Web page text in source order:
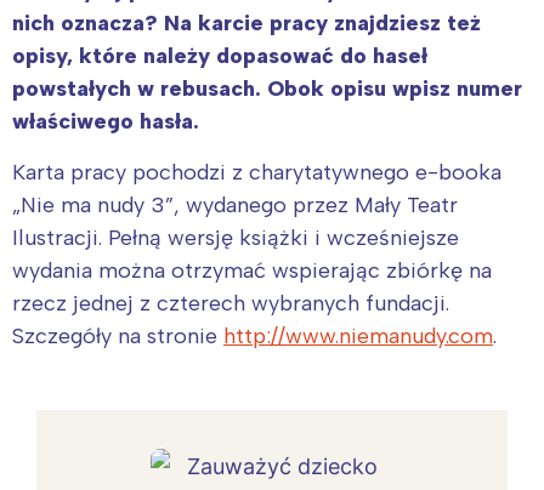
nich oznacza? Na karcie pracy znajdziesz też
opisy, które należy dopasować do haseł
powstałych w rebusach. Obok opisu wpisz numer
właściwego hasła.
Karta pracy pochodzi z charytatywnego e-booka
„Nie ma nudy 3”, wydanego przez Mały Teatr
Ilustracji. Pełną wersję książki i wcześniejsze
wydania można otrzymać wspierając zbiórkę na
rzecz jednej z czterech wybranych fundacji.
Szczegóły na stronie http://www.niemanudy.com.